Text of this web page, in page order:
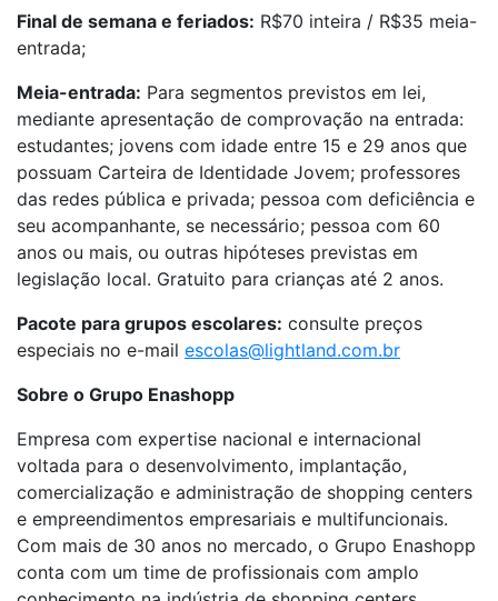
Final de semana e feriados: R$70 inteira / R$35 meia-
entrada;
Meia-entrada: Para segmentos previstos em lei,
mediante apresentação de comprovação na entrada:
estudantes; jovens com idade entre 15 e 29 anos que
possuam Carteira de Identidade Jovem; professores
das redes pública e privada; pessoa com deficiência e
seu acompanhante, se necessário; pessoa com 60
anos ou mais, ou outras hipóteses previstas em
legislação local. Gratuito para crianças até 2 anos.
Pacote para grupos escolares: consulte preços
especiais no e-mail escolas@lightland.com.br
Sobre o Grupo Enashopp
Empresa com expertise nacional e internacional
voltada para o desenvolvimento, implantação,
comercialização e administração de shopping centers
e empreendimentos empresariais e multifuncionais.
Com mais de 30 anos no mercado, o Grupo Enashopp
conta com um time de profissionais com amplo